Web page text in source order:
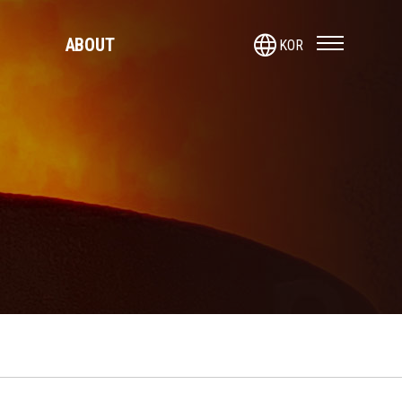
ABOUT language KOR